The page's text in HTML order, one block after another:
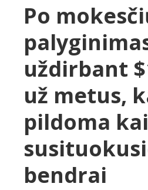
Po
uždirbant
už metus,
pildoma
bendrai